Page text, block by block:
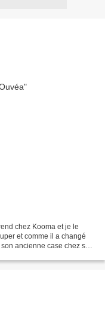
chez Kooma et je le
et comme il a changé
ancienne case chez ses